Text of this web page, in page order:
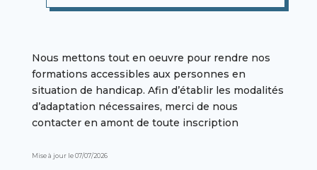
Nous mettons tout en oeuvre pour rendre nos
formations accessibles aux personnes en
situation de handicap. Afin d’établir les modalités
d’adaptation nécessaires, merci de nous
contacter en amont de toute inscription
Mise à jour le 07/07/2026